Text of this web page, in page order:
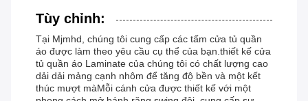
Tùy chỉnh:
Tại Mjmhd, chúng tôi cung cấp các tấm cửa tủ quần
áo được làm theo yêu cầu cụ thể của bạn.thiết kế cửa
tủ quần áo Laminate của chúng tôi có chất lượng cao
dải dải mảng cạnh nhôm để tăng độ bền và một kết
thúc mượt màMỗi cánh cửa được thiết kế với một